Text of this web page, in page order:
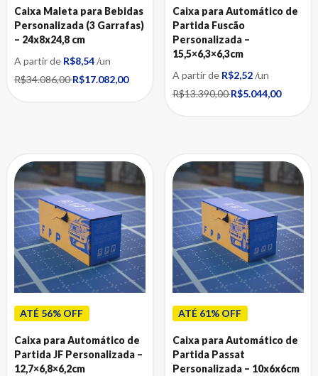
Caixas para Semijoias e Bijuterias
Caixas para Utensílios Domésticos
Caixas para Panelas e Frigideiras
Caixas para Velas
Caixa Maleta para Bebidas
Personalizada (3 Garrafas)
– 24x8x24,8 cm
A partir de R$8,54/un
R$34.086,00R$17.082,00
Caixa para Automático de
Partida Fuscão
Personalizada –
15,5×6,3×6,3cm
A partir de R$2,52/un
R$13.390,00R$5.044,00
ATÉ 56% OFF
Caixa para Automático de
Partida JF Personalizada –
12,7×6,8×6,2cm
ATÉ 61% OFF
Caixa para Automático de
Partida Passat
Personalizada – 10x6x6cm